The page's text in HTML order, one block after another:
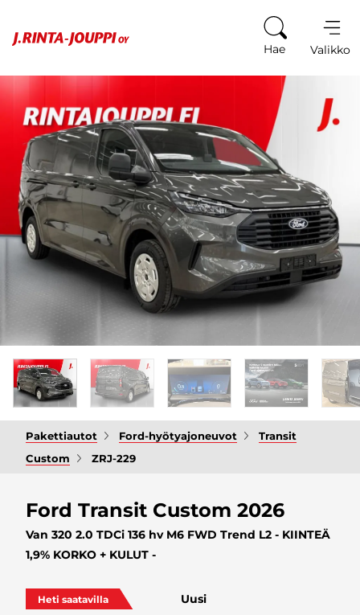
Hae Valikko
Pakettiautot Ford-hyötyajoneuvot
Transit
Custom
ZRJ-229
Ford Transit Custom 2026
Van 320 2.0 TDCi 136 hv M6 FWD Trend L2 - KIINTEÄ
1,9% KORKO + KULUT -
Heti saatavilla Uusi